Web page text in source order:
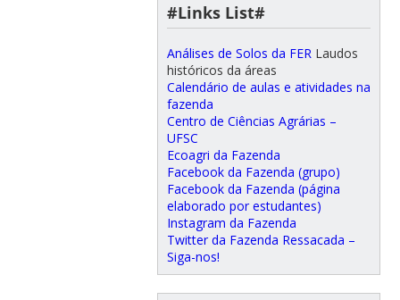
#Links List#
Análises de Solos da FER Laudos
históricos da áreas
Calendário de aulas e atividades na
fazenda
Centro de Ciências Agrárias –
UFSC
Ecoagri da Fazenda
Facebook da Fazenda (grupo)
Facebook da Fazenda (página
elaborado por estudantes)
Instagram da Fazenda
Twitter da Fazenda Ressacada –
Siga-nos!